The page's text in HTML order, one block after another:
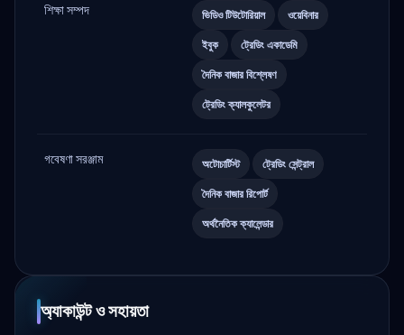
শিক্ষা সম্পদ ভিডিও টিউটোরিয়াল ওয়েবিনার
ইবুক ট্রেডিং একাডেমি
দৈনিক বাজার বিশ্লেষণ
ট্রেডিং ক্যালকুলেটর
গবেষণা সরঞ্জাম অটোচার্টিস্ট ট্রেডিং সেন্ট্রাল
দৈনিক বাজার রিপোর্ট
অর্থনৈতিক ক্যালেন্ডার
অ্যাকাউন্ট ও সহায়তা